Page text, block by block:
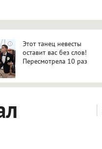
i
Этот танец невесты
оставит вас без слов!
Пересмотрела 10 раз